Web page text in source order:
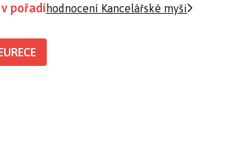
pořadí hodnocení Kancelářské myši